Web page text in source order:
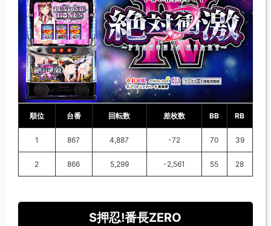
順位 台番 回転数 差枚数 BB RB
1 867 4,887 -72 70 39
2 866 5,299 -2,561 55 28
S押忍!番長ZERO